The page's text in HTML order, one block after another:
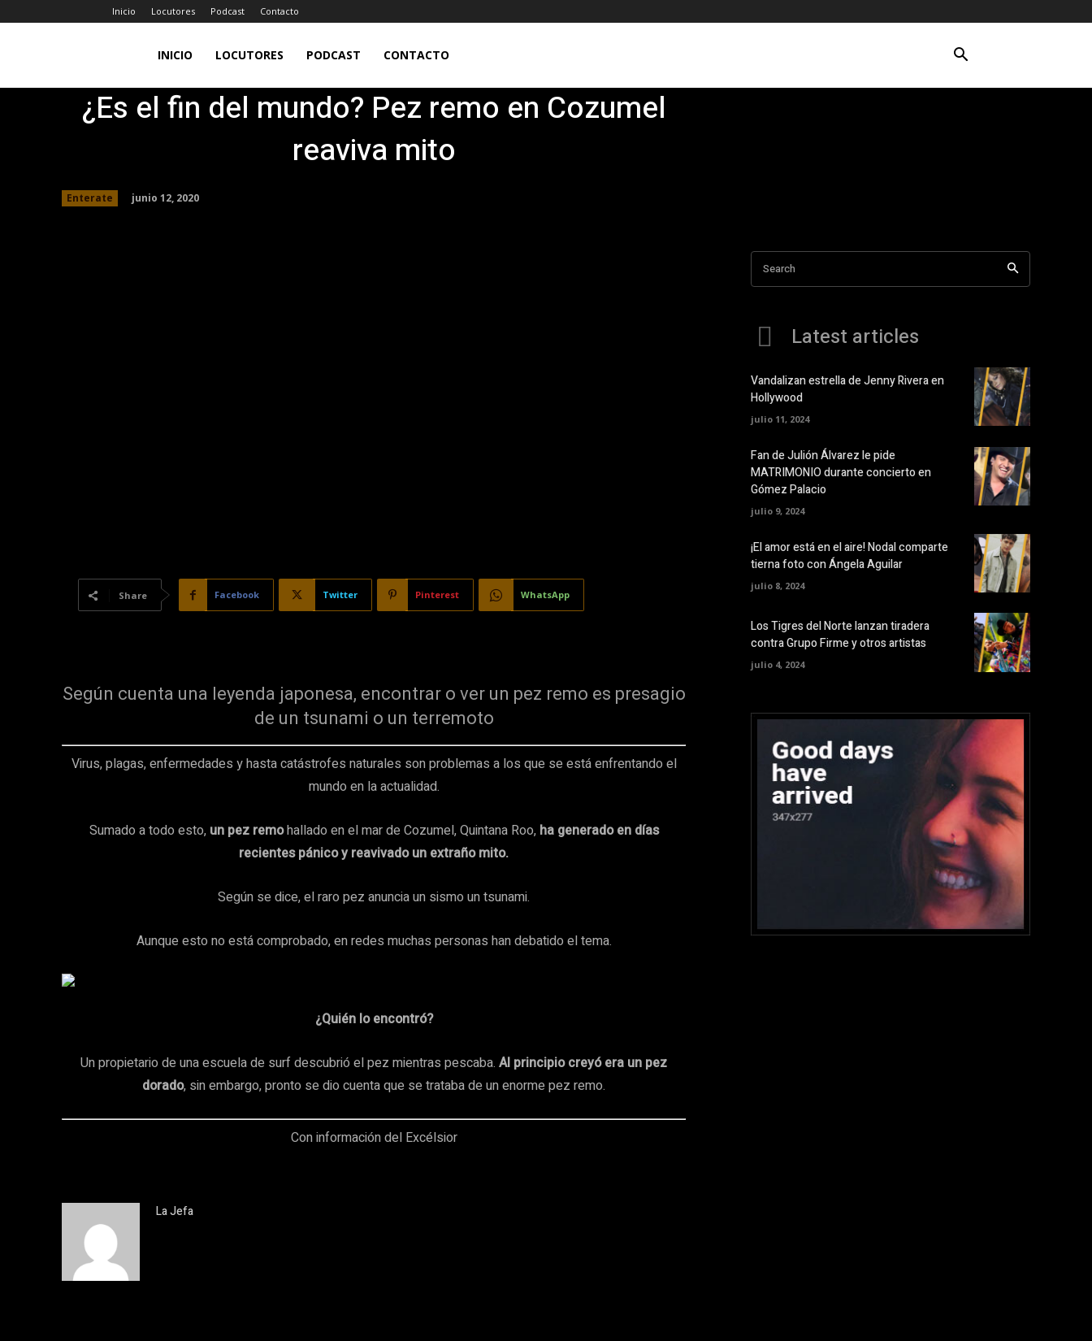
Inicio Locutores Podcast Contacto
JEFA
INICIO LOCUTORES PODCAST CONTACTO
¿Es el fin del mundo? Pez remo en Cozumel
reaviva mito
Enterate junio 12, 2020
Share Facebook Twitter Pinterest WhatsApp
Según cuenta una leyenda japonesa, encontrar o ver un pez remo es presagio
de un tsunami o un terremoto
Virus, plagas, enfermedades y hasta catástrofes naturales son problemas a los que se está enfrentando el
mundo en la actualidad.
Sumado a todo esto, un pez remohallado en el mar de Cozumel, Quintana Roo, ha generado en días
recientes pánico y reavivado un extraño mito.
Según se dice, el raro pez anuncia un sismo un tsunami.
Aunque esto no está comprobado, en redes muchas personas han debatido el tema.
¿Quién lo encontró?
Un propietario de una escuela de surf descubrió el pez mientras pescaba. Al principio creyó era un pez
dorado, sin embargo, pronto se dio cuenta que se trataba de un enorme pez remo.
Con información del Excélsior
La Jefa
Search
Latest articles
Vandalizan estrella de Jenny Rivera en
Hollywood
julio 11, 2024
Fan de Julión Álvarez le pide
MATRIMONIO durante concierto en
Gómez Palacio
julio 9, 2024
¡El amor está en el aire! Nodal comparte
tierna foto con Ángela Aguilar
julio 8, 2024
Los Tigres del Norte lanzan tiradera
contra Grupo Firme y otros artistas
julio 4, 2024